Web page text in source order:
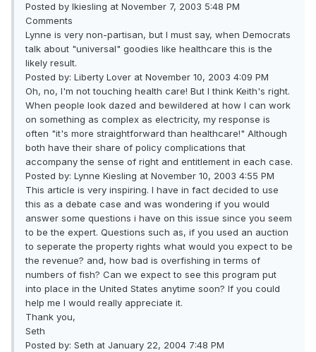
Posted by lkiesling at November 7, 2003 5:48 PM
Comments
Lynne is very non-partisan, but I must say, when Democrats
talk about "universal" goodies like healthcare this is the
likely result.
Posted by: Liberty Lover at November 10, 2003 4:09 PM
Oh, no, I'm not touching health care! But I think Keith's right.
When people look dazed and bewildered at how I can work
on something as complex as electricity, my response is
often "it's more straightforward than healthcare!" Although
both have their share of policy complications that
accompany the sense of right and entitlement in each case.
Posted by: Lynne Kiesling at November 10, 2003 4:55 PM
This article is very inspiring. I have in fact decided to use
this as a debate case and was wondering if you would
answer some questions i have on this issue since you seem
to be the expert. Questions such as, if you used an auction
to seperate the property rights what would you expect to be
the revenue? and, how bad is overfishing in terms of
numbers of fish? Can we expect to see this program put
into place in the United States anytime soon? If you could
help me I would really appreciate it.
Thank you,
Seth
Posted by: Seth at January 22, 2004 7:48 PM